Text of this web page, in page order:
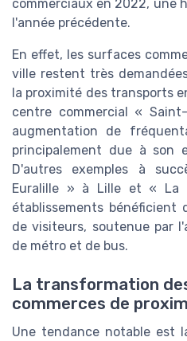
commerciaux en 2022, une
l'année précédente.
En effet, les surfaces
ville restent très
la proximité des transports
centre commercial «
augmentation de
principalement due à son
D'autres exemples à
Euralille » à Lille et « La
établissements bénéficient
de visiteurs, soutenue par
de métro et de bus.
La transformation
commerces de
Une tendance notable est